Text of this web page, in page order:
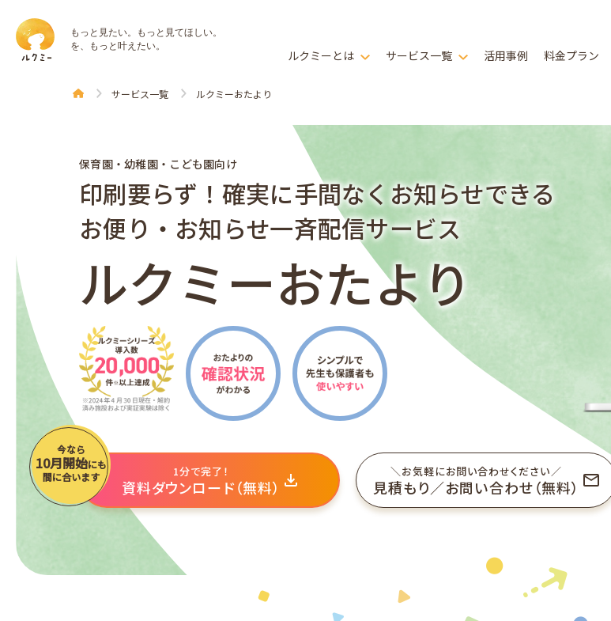
もっと見たい。もっと見てほしい。
を、もっと叶えたい。
ルクミーとは サービス一覧 活用事例 料金プラン
サービス一覧 ルクミーおたより
保育園・幼稚園・こども園向け
印刷要らず！確実に手間なくお知らせできる
お便り・お知らせ一斉配信サービス
ルクミーおたより
今なら
10月開始にも
間に合います
1分で完了！
資料ダウンロード（無料）
＼お気軽にお問い合わせください／
見積もり／お問い合わせ（無料）